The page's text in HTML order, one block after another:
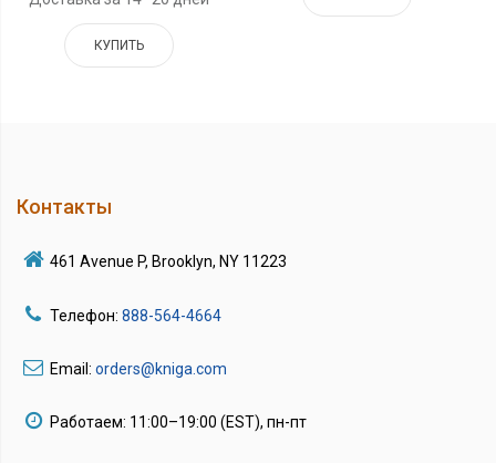
КУПИТЬ
Контакты
461 Avenue P, Brooklyn, NY 11223
Телефон: 888-564-4664
Email: orders@kniga.com
Работаем: 11:00–19:00 (EST), пн-пт